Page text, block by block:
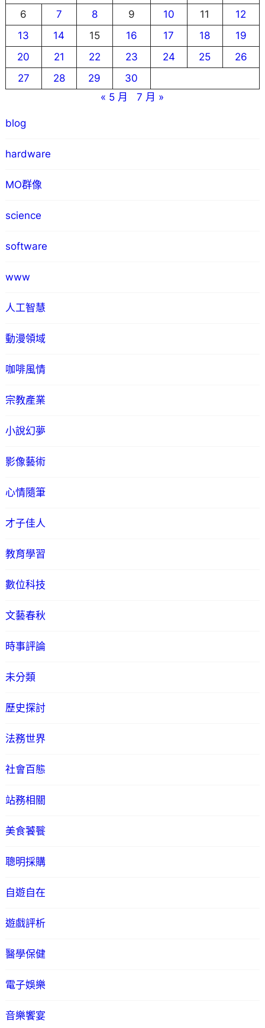
6
7 8 9 10 11
12
13
14 15 16 17 18
19
20
21 22 23 24 25
26
27
28 29
30
« 5 月
7 月 »
blog
hardware
MO群像
science
software
www
人工智慧
動漫領域
咖啡風情
宗教產業
小說幻夢
影像藝術
心情隨筆
才子佳人
教育學習
數位科技
文藝春秋
時事評論
未分類
歷史探討
法務世界
社會百態
站務相關
美食饕餮
聰明採購
自遊自在
遊戲評析
醫學保健
電子娛樂
音樂饗宴